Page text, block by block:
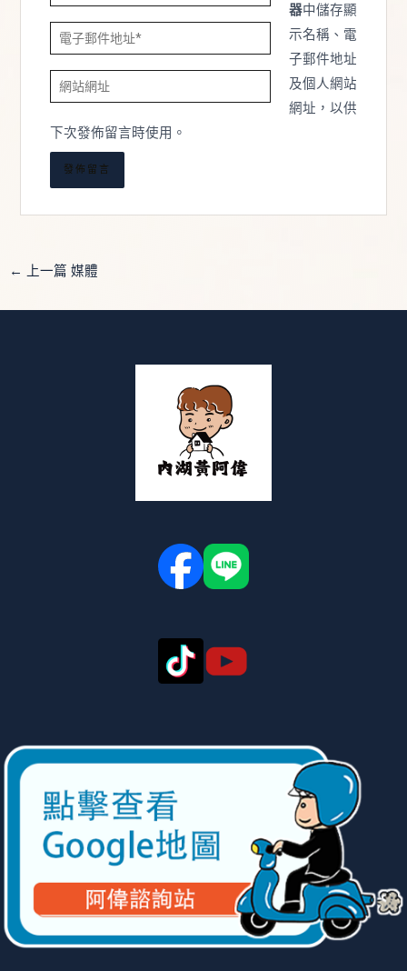
電
子
郵
件
地
址
網
站
網
址
器中儲存顯
示名稱、電
子郵件地址
及個人網站
網址，以供
下次發佈留言時使用。
← 上一篇 媒體